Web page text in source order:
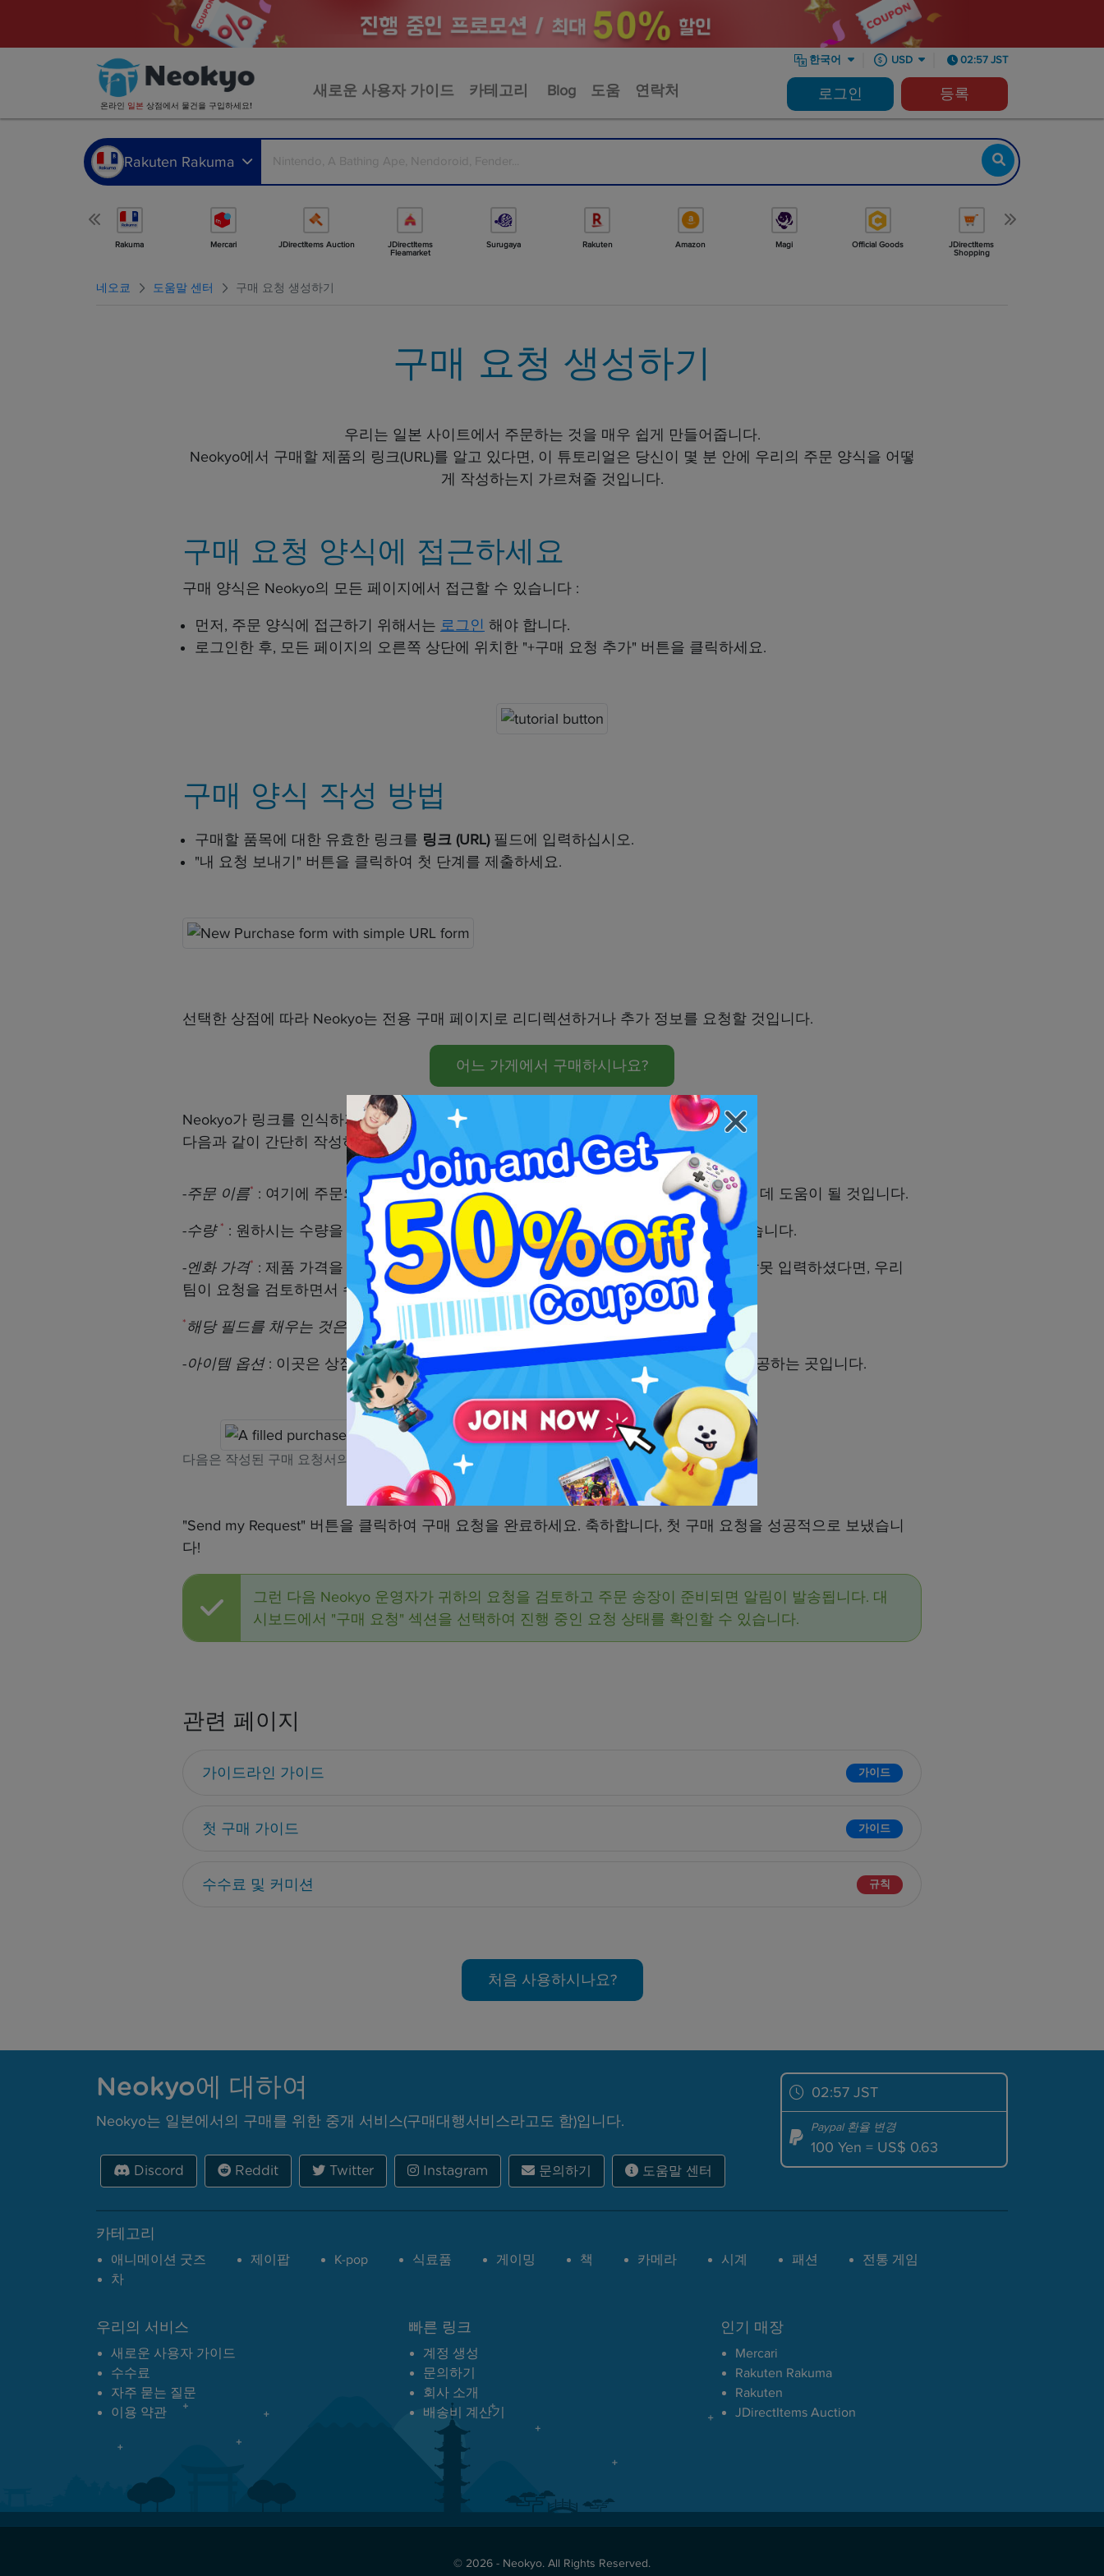
온라인 일본 상점에서 물건을 구입하세요!
새로운 사용자 가이드 카테고리 Blog 도움 연락처
한국어 USD 02:57 JST
로그인 등록
Rakuten Rakuma
Rakuma Mercari JDirectItems Auction
JDirectItems
Fleamarket
Surugaya Rakuten Amazon Magi Official Goods
JDirectItems
Shopping
네오쿄 도움말 센터 구매 요청 생성하기
구매 요청 생성하기
우리는 일본 사이트에서 주문하는 것을 매우 쉽게 만들어줍니다.
Neokyo에서 구매할 제품의 링크(URL)를 알고 있다면, 이 튜토리얼은 당신이 몇 분 안에 우리의 주문 양식을 어떻
게 작성하는지 가르쳐줄 것입니다.
구매 요청 양식에 접근하세요
구매 양식은 Neokyo의 모든 페이지에서 접근할 수 있습니다 :
먼저, 주문 양식에 접근하기 위해서는 로그인 해야 합니다.
로그인한 후, 모든 페이지의 오른쪽 상단에 위치한 "+구매 요청 추가" 버튼을 클릭하세요.
구매 양식 작성 방법
구매할 품목에 대한 유효한 링크를 링크 (URL)필드에 입력하십시오.
"내 요청 보내기" 버튼을 클릭하여 첫 단계를 제출하세요.
선택한 상점에 따라 Neokyo는 전용 구매 페이지로 리디렉션하거나 추가 정보를 요청할 것입니다.
어느 가게에서 구매하시나요?
Neokyo가 링크를 인식하지 못하면, 구매 양식 내에 새로운 필드가 나타납니다.
다음과 같이 간단히 작성하십시오 :
-주문 이름* : 여기에 주문의 이름을 작성하세요. 이것은 인터페이스에서 구매를 식별하는 데 도움이 될 것입니다.
-수량* : 원하시는 수량을 알려주세요. 요청하신 수량을 구매할 수 없는 경우 연락드리겠습니다.
-엔화 가격* : 제품 가격을 입력해 주세요(가능하다면 세금 포함). 걱정하지 마세요, 만약 잘못 입력하셨다면, 우리
팀이 요청을 검토하면서 수정해 드릴 것입니다.
*해당 필드를 채우는 것은 필수입니다.
-아이템 옵션: 이곳은 상점에서 요청할 수 있는 추가적인 필수 정보(사이즈, 색상 등)를 제공하는 곳입니다.
다음은 작성된 구매 요청서의 예시입니다.
"Send my Request" 버튼을 클릭하여 구매 요청을 완료하세요. 축하합니다, 첫 구매 요청을 성공적으로 보냈습니
다!
그런 다음 Neokyo 운영자가 귀하의 요청을 검토하고 주문 송장이 준비되면 알림이 발송됩니다. 대
시보드에서 "구매 요청" 섹션을 선택하여 진행 중인 요청 상태를 확인할 수 있습니다.
관련 페이지
가이드라인 가이드 가이드
첫 구매 가이드 가이드
수수료 및 커미션 규칙
처음 사용하시나요?
Neokyo에 대하여
Neokyo는 일본에서의 구매를 위한 중개 서비스(구매대행서비스라고도 함)입니다.
Discord Reddit Twitter Instagram 문의하기 도움말 센터
02:57 JST
Paypal 환율 변경
100 Yen = US$ 0.63
카테고리
애니메이션 굿즈 제이팝 K-pop 식료품 게이밍 책 카메라 시계 패션
전통 게임
차
우리의 서비스
새로운 사용자 가이드
수수료
자주 묻는 질문
이용 약관
빠른 링크
계정 생성
문의하기
회사 소개
배송비 계산기
인기 매장
Mercari
Rakuten Rakuma
Rakuten
JDirectItems Auction
© 2026 - Neokyo. All Rights Reserved.